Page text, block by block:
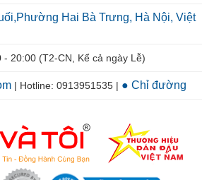
Hai Bà Trưng, Hà Nội, Việt
20:00 (T2-CN, Kể cả ngày Lễ)
| Hotline: 0913951535 | ● Chỉ đường